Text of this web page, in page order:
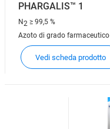
PHARGALIS™ 1
N2 ≥ 99,5 %
Azoto di grado farmaceutico
Vedi scheda prodotto